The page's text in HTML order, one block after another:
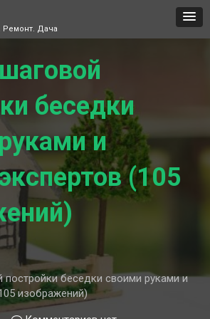
Ремонт. Дача
беседки
и
(105
беседки своими руками и
изображений)